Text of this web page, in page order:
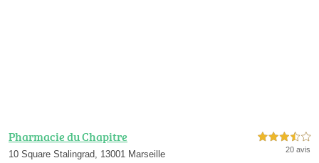
Pharmacie du Chapitre
10 Square Stalingrad, 13001 Marseille
3,5 étoiles sur 5
20 avis